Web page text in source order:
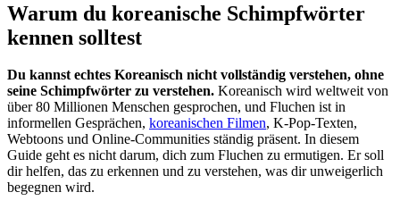
Warum du koreanische Schimpfwörter
kennen solltest
Du kannst echtes Koreanisch nicht vollständig verstehen, ohne
seine Schimpfwörter zu verstehen. Koreanisch wird weltweit von
über 80 Millionen Menschen gesprochen, und Fluchen ist in
informellen Gesprächen, koreanischen Filmen, K-Pop-Texten,
Webtoons und Online-Communities ständig präsent. In diesem
Guide geht es nicht darum, dich zum Fluchen zu ermutigen. Er soll
dir helfen, das zu erkennen und zu verstehen, was dir unweigerlich
begegnen wird.